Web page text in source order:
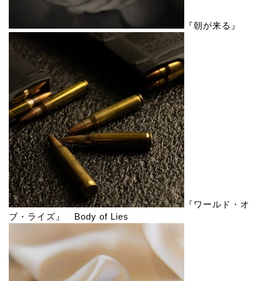
『朝が来る』
『ワールド・オ
ブ・ライズ』 Body of Lies